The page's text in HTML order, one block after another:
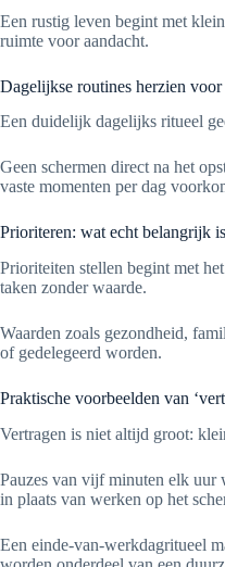
Een rustig leven begint met
ruimte voor aandacht.
Dagelijkse routines herzien voor
Een duidelijk dagelijks ritueel
Geen schermen direct na het
vaste momenten per dag
Prioriteren: wat echt belangrijk
Prioriteiten stellen begint met
taken zonder waarde.
Waarden zoals gezondheid,
of gedelegeerd worden.
Praktische voorbeelden van
Vertragen is niet altijd groot:
Pauzes van vijf minuten elk uur
in plaats van werken op het
Een einde-van-werkdagritueel